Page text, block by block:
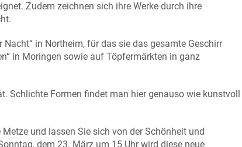
Zudem zeichnen sich ihre Werke durch ihre
in Northeim, für das sie das gesamte Geschirr
in Moringen sowie auf Töpfermärkten in ganz
Schlichte Formen findet man hier genauso wie kunstvoll
und lassen Sie sich von der Schönheit und
dem 23. März um 15 Uhr wird diese neue